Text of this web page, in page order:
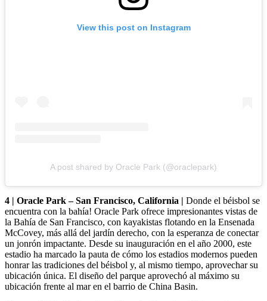
View this post on Instagram
A post shared by Oracle Park (@oraclepark)
4 | Oracle Park – San Francisco, California | Donde el béisbol se
encuentra con la bahía! Oracle Park ofrece impresionantes vistas de
la Bahía de San Francisco, con kayakistas flotando en la Ensenada
McCovey, más allá del jardín derecho, con la esperanza de conectar
un jonrón impactante. Desde su inauguración en el año 2000, este
estadio ha marcado la pauta de cómo los estadios modernos pueden
honrar las tradiciones del béisbol y, al mismo tiempo, aprovechar su
ubicación única. El diseño del parque aprovechó al máximo su
ubicación frente al mar en el barrio de China Basin.